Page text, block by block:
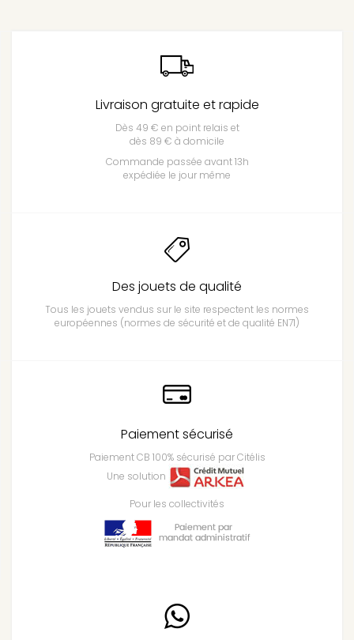
Livraison gratuite et rapide
Dès 49 € en point relais et
dès 89 € à domicile
Commande passée avant 13h
expédiée le jour même
Des jouets de qualité
Tous les jouets vendus sur le site respectent les normes
européennes (normes de sécurité et de qualité EN71)
Paiement sécurisé
Paiement CB 100% sécurisé par Citélis
Une solution
Pour les collectivités